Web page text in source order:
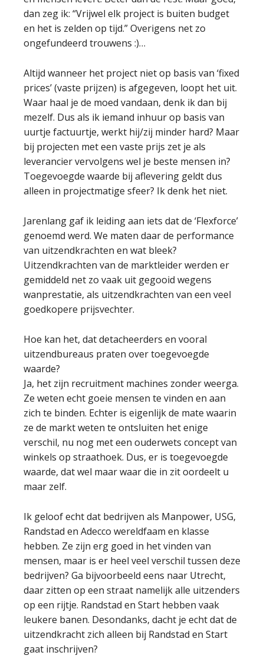
dan zeg ik: “Vrijwel elk project is buiten budget
en het is zelden op tijd.” Overigens net zo
ongefundeerd trouwens :)…
Altijd wanneer het project niet op basis van ‘fixed
prices’ (vaste prijzen) is afgegeven, loopt het uit.
Waar haal je de moed vandaan, denk ik dan bij
mezelf. Dus als ik iemand inhuur op basis van
uurtje factuurtje, werkt hij/zij minder hard? Maar
bij projecten met een vaste prijs zet je als
leverancier vervolgens wel je beste mensen in?
Toegevoegde waarde bij aflevering geldt dus
alleen in projectmatige sfeer? Ik denk het niet.
Jarenlang gaf ik leiding aan iets dat de ‘Flexforce’
genoemd werd. We maten daar de performance
van uitzendkrachten en wat bleek?
Uitzendkrachten van de marktleider werden er
gemiddeld net zo vaak uit gegooid wegens
wanprestatie, als uitzendkrachten van een veel
goedkopere prijsvechter.
Hoe kan het, dat detacheerders en vooral
uitzendbureaus praten over toegevoegde
waarde?
Ja, het zijn recruitment machines zonder weerga.
Ze weten echt goeie mensen te vinden en aan
zich te binden. Echter is eigenlijk de mate waarin
ze de markt weten te ontsluiten het enige
verschil, nu nog met een ouderwets concept van
winkels op straathoek. Dus, er is toegevoegde
waarde, dat wel maar waar die in zit oordeelt u
maar zelf.
Ik geloof echt dat bedrijven als Manpower, USG,
Randstad en Adecco wereldfaam en klasse
hebben. Ze zijn erg goed in het vinden van
mensen, maar is er heel veel verschil tussen deze
bedrijven? Ga bijvoorbeeld eens naar Utrecht,
daar zitten op een straat namelijk alle uitzenders
op een rijtje. Randstad en Start hebben vaak
leukere banen. Desondanks, dacht je echt dat de
uitzendkracht zich alleen bij Randstad en Start
gaat inschrijven?